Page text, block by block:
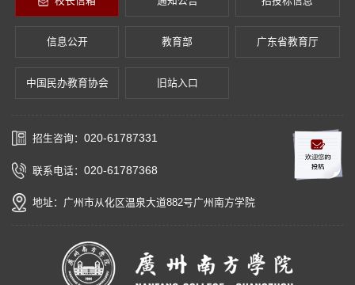
信息公开 教育部 广东省教育厅
中国民办教育协会 旧站入口
招生咨询： 020-61787331
联系电话： 020-61787368
地址：广州市从化区温泉大道882号广州南方学院